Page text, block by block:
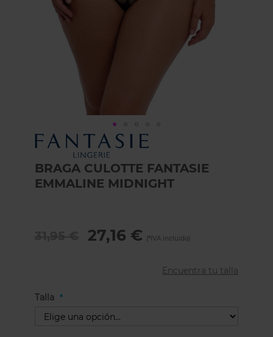
BRAGA CULOTTE FANTASIE
EMMALINE MIDNIGHT
27,16 €
Encuentra tu talla
Talla
beginning